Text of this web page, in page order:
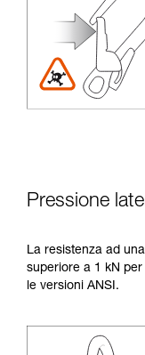
Pressione
La resistenza ad
superiore a 1 kN
le versioni ANSI.